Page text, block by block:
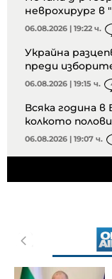
неврохирург в
06.08.2026 | 19:22 ч.
Украйна
преди
06.08.2026 | 19:15 ч.
Всяка година
колкото
06.08.2026 | 19:07 ч.